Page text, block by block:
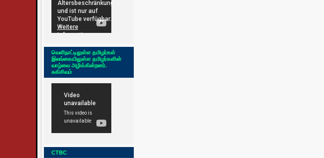
வெளிநாட்டிலுள்ள தமிழர்கள்
இலங்கையிலுள்ள தமிழர்களின்
வாழ்வை அழிக்கின்றனர்.
சுகிசிவம்
CTBC